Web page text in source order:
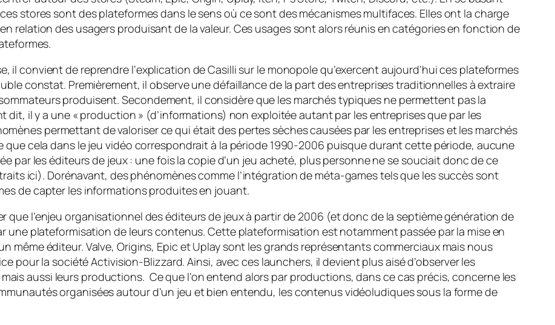
stores sont des plateformes dans le sens où ce sont des mécanismes multifaces. Elles ont la charge
relation des usagers produisant de la valeur. Ces usages sont alors réunis en catégories en fonction de
il convient de reprendre l‘explication de Casilli sur le monopole qu’exercent aujourd’hui ces plateformes
constat. Premièrement, il observe une défaillance de la part des entreprises traditionnelles à extraire
produisent. Secondement, il considère que les marchés typiques ne permettent pas la
dit, il y a une « production » (d’informations) non exploitée autant par les entreprises que par les
permettant de valoriser ce qui était des pertes sèches causées par les entreprises et les marchés
cela dans le jeu vidéo correspondrait à la période 1990-2006 puisque durant cette période, aucune
par les éditeurs de jeux : une fois la copie d’un jeu acheté, plus personne ne se souciait donc de ce
ici). Dorénavant, des phénomènes comme l’intégration de méta-games tels que les succès sont
de capter les informations produites en jouant.
que l’enjeu organisationnel des éditeurs de jeux à partir de 2006 (et donc de la septième génération de
une plateformisation de leurs contenus. Cette plateformisation est notamment passée par la mise en
même éditeur. Valve, Origins, Epic et Uplay sont les grands représentants commerciaux mais nous
pour la société Activision-Blizzard. Ainsi, avec ces launchers, il devient plus aisé d’observer les
aussi leurs productions. Ce que l’on entend alors par productions, dans ce cas précis, concerne les
organisées autour d’un jeu et bien entendu, les contenus vidéoludiques sous la forme de